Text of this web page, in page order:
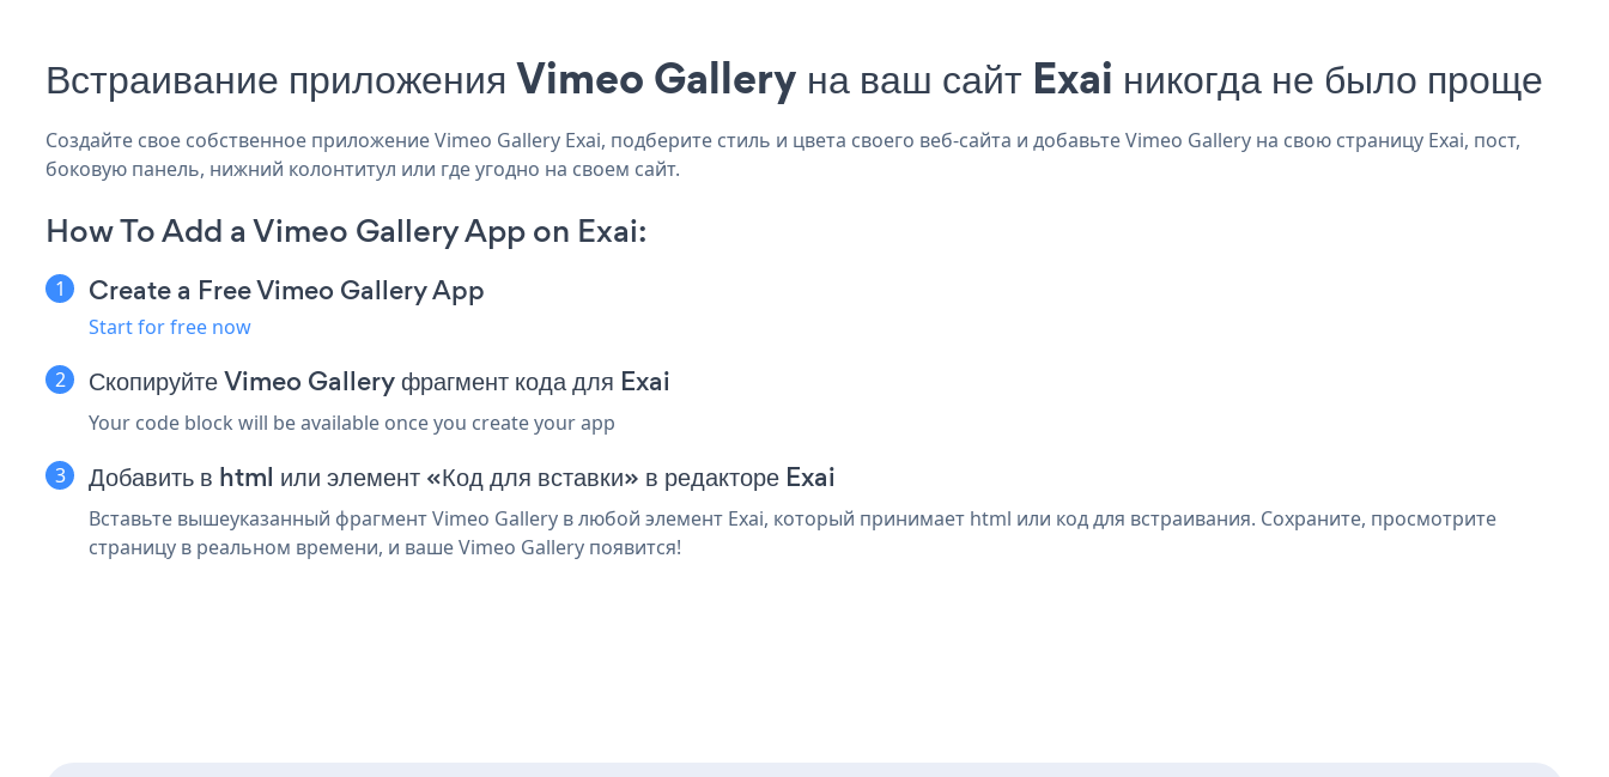
Встраивание приложения Vimeo Gallery на ваш сайт Exai никогда не было проще
Создайте свое собственное приложение Vimeo Gallery Exai, подберите стиль и цвета своего веб-сайта и добавьте Vimeo Gallery на свою страницу Exai, пост,
боковую панель, нижний колонтитул или где угодно на своем сайт.
How To Add a Vimeo Gallery App on Exai:
Create a Free Vimeo Gallery App
Start for free now
Скопируйте Vimeo Gallery фрагмент кода для Exai
Your code block will be available once you create your app
Добавить в html или элемент «Код для вставки» в редакторе Exai
Вставьте вышеуказанный фрагмент Vimeo Gallery в любой элемент Exai, который принимает html или код для встраивания. Сохраните, просмотрите
страницу в реальном времени, и ваше Vimeo Gallery появится!